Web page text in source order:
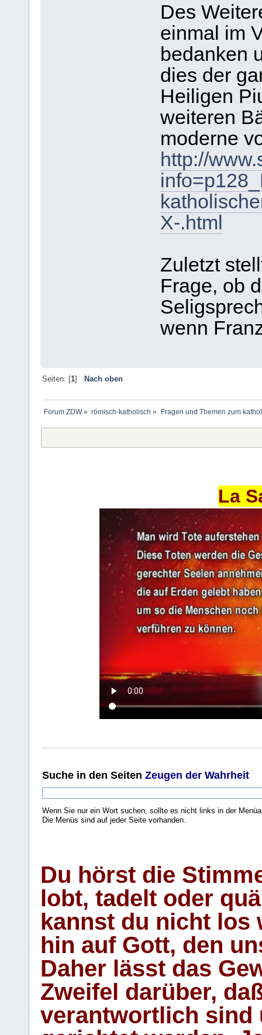
Des
einmal im
bedanken
dies der
Heiligen
weiteren
moderne
http://
X-.html
Zuletzt
Frage, ob
wenn
Seiten: [1] Nach oben
Forum ZDW» römisch-katholisch » Fragen und Themen zum
La
Suche in den Seiten Zeugen der Wahrheit
Wenn Sie nur ein Wort suchen, sollte es nicht links in der
Die Menüs sind auf jeder Seite vorhanden.
Du hörst die
lobt, tadelt oder
kannst du nicht los
hin auf Gott, den
Daher lässt das
Zweifel darüber,
verantwortlich sind